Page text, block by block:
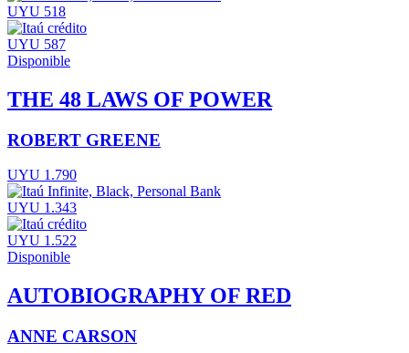
UYU 518
UYU 587
Disponible
THE 48 LAWS OF POWER
ROBERT GREENE
UYU 1.790
UYU 1.343
UYU 1.522
Disponible
AUTOBIOGRAPHY OF RED
ANNE CARSON